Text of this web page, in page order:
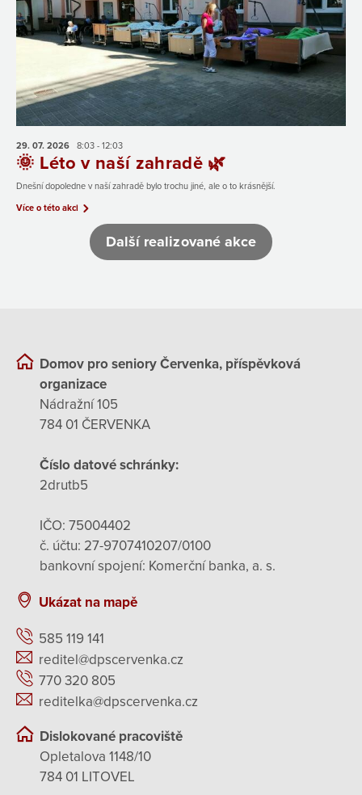
29. 07. 2026 8:03 - 12:03
🌞 Léto v naší zahradě 🌿
Dnešní dopoledne v naší zahradě bylo trochu jiné, ale o to krásnější.
Více o této akci
Další realizované akce
Domov pro seniory Červenka, příspěvková
organizace
Nádražní 105
784 01 ČERVENKA
Číslo datové schránky:
2drutb5
IČO: 75004402
č. účtu: 27-9707410207/0100
bankovní spojení: Komerční banka, a. s.
Ukázat na mapě
585 119 141
reditel@dpscervenka.cz
770 320 805
reditelka@dpscervenka.cz
Dislokované pracoviště
Opletalova 1148/10
784 01 LITOVEL